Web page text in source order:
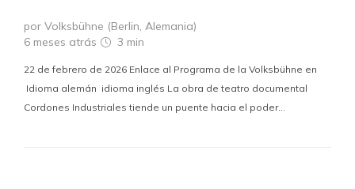
por Volksbühne (Berlin, Alemania)
6 meses atrás
3 min
22 de febrero de 2026 Enlace al Programa de la Volksbühne en
Idioma alemán idioma inglés La obra de teatro documental
Cordones Industriales tiende un puente hacia el poder…